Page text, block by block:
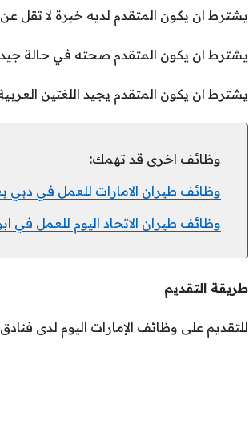
يشترط ان يكون المتقدم لديه خبرة لا تقل عن 3 سنوات في نفس المجال.
يشترط ان يكون المتقدم صحته في حالة
يشترط ان يكون المتقدم يجيد اللغتين العربية
وظائف اخرى قد تهمك:
وظائف طيران الامارات للعمل في دبي
وظائف طيران الاتحاد اليوم للعمل في
طريقة التقديم
للتقديم على وظائف الإمارات اليوم لدى